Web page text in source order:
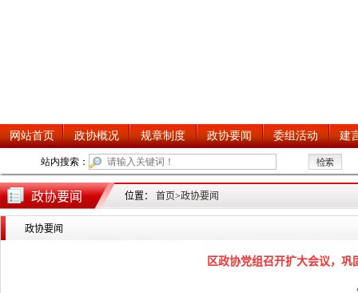
政协要闻 位置： 首页>政协要闻
政协要闻
区政协党组召开扩大会议，